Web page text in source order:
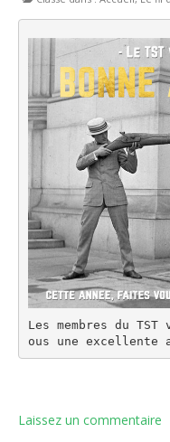
Les membres du
ous une excellente
Laissez un commentaire